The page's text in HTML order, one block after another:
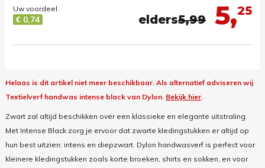
5,25
elders5,99
Uw voordeel:
€ 0,74
Helaas is dit artikel niet meer beschikbaar. Als alternatief adviseren wij
Textielverf handwas intense black van Dylon. Bekijk hier.
Zwart zal altijd beschikken over een klassieke en elegante uitstraling.
Met Intense Black zorg je ervoor dat zwarte kledingstukken er altijd op
hun best uitzien: intens en diepzwart. Dylon handwasverf is perfect voor
kleinere kledingstukken zoals korte broeken, shirts en sokken, en voor